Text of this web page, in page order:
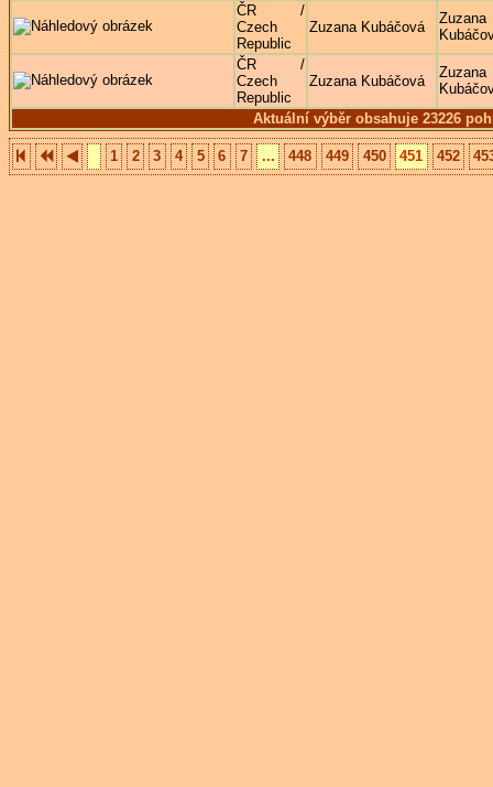
Aktuální výběr obsahuje 23226
ČR /
Czech
Republic
Zuzana Kubáčová
Zuzana
ČR /
Czech
Republic
Zuzana Kubáčová
Zuzana
1 2 3 4 5 6 7 ... 448 449 450 451 452